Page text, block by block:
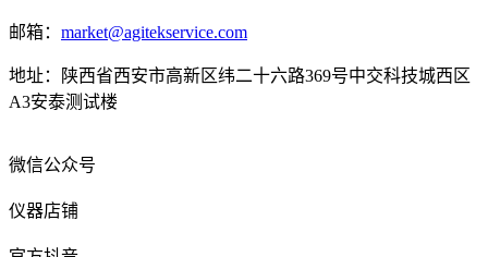
邮箱： market@agitekservice.com
地址：陕西省西安市高新区纬二十六路369号中交科技城西区
A3安泰测试楼
微信公众号
仪器店铺